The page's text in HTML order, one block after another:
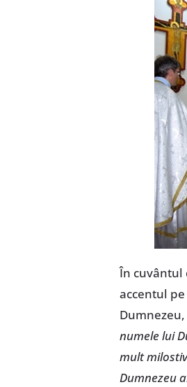
În cuvântul
accentul
numele lui
mult
Dumnezeu